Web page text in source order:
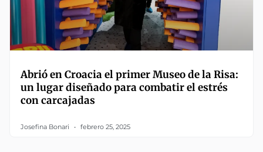
Abrió en Croacia el primer Museo de la Risa:
un lugar diseñado para combatir el estrés
con carcajadas
Josefina Bonari febrero 25, 2025